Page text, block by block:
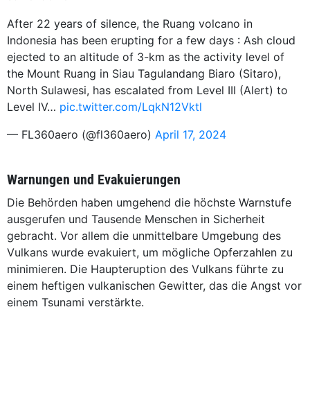
After 22 years of silence, the Ruang volcano in
Indonesia has been erupting for a few days : Ash cloud
ejected to an altitude of 3-km as the activity level of
the Mount Ruang in Siau Tagulandang Biaro (Sitaro),
North Sulawesi, has escalated from Level III (Alert) to
Level IV… pic.twitter.com/LqkN12Vktl
— FL360aero (@fl360aero) April 17, 2024
Warnungen und Evakuierungen
Die Behörden haben umgehend die höchste Warnstufe
ausgerufen und Tausende Menschen in Sicherheit
gebracht. Vor allem die unmittelbare Umgebung des
Vulkans wurde evakuiert, um mögliche Opferzahlen zu
minimieren. Die Haupteruption des Vulkans führte zu
einem heftigen vulkanischen Gewitter, das die Angst vor
einem Tsunami verstärkte.